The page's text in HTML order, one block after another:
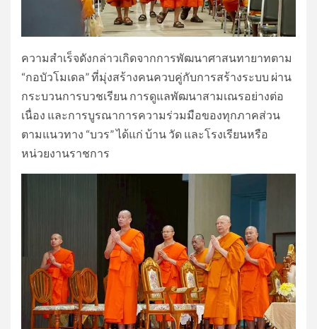
ความสำเร็จดังกล่าวเกิดจากการพัฒนาศาสนทายาทตาม
“กอบัวโมเดล” ที่มุ่งสร้างคนควบคู่กับการสร้างระบบ ผ่าน
กระบวนการบวชเรียน การดูแลพัฒนาสามเณรอย่างต่อ
เนื่อง และการบูรณาการความร่วมมือของทุกภาคส่วน
ตามแนวทาง “บวร” ได้แก่ บ้าน วัด และโรงเรียนหรือ
หน่วยงานราชการ